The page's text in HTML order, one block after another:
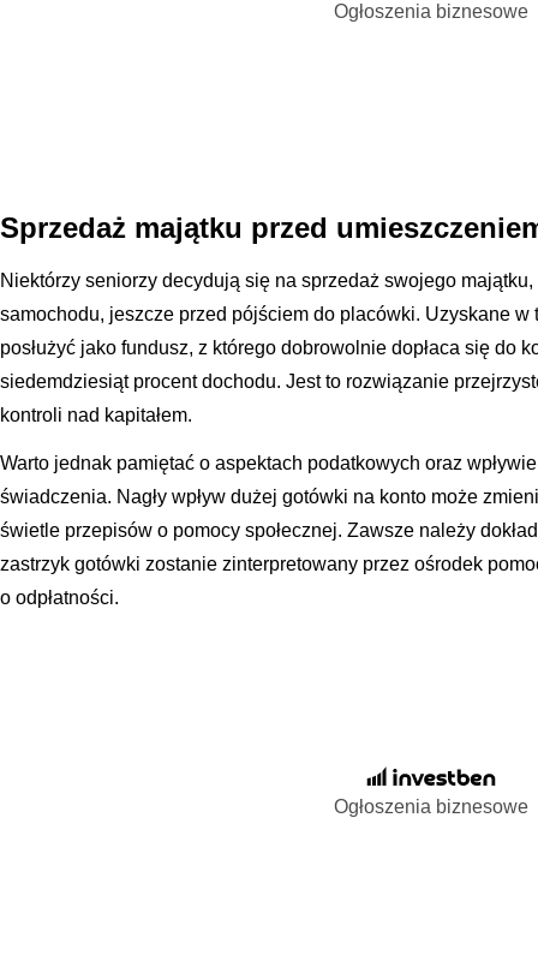
Ogłoszenia biznesowe
Sprzedaż majątku przed
Niektórzy seniorzy decydują się na sprzedaż swojego majątku,
samochodu, jeszcze przed pójściem do placówki. Uzyskane
posłużyć jako fundusz, z którego dobrowolnie dopłaca się do
siedemdziesiąt procent dochodu. Jest to rozwiązanie
kontroli nad kapitałem.
Warto jednak pamiętać o aspektach podatkowych oraz
świadczenia. Nagły wpływ dużej gotówki na konto może
świetle przepisów o pomocy społecznej. Zawsze należy
zastrzyk gotówki zostanie zinterpretowany przez ośrodek
o odpłatności.
Ogłoszenia biznesowe